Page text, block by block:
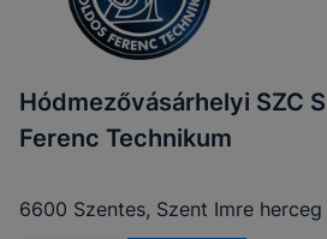
Hódmezővásárhelyi SZC
Ferenc Technikum
6600 Szentes, Szent Imre herceg